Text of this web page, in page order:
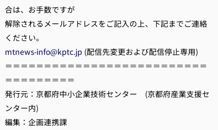
合は、お手数ですが
解除されるメールアドレスをご記入の上、下記までご連絡
ください。
mtnews-info@kptc.jp (配信先変更および配信停止専用)
＝＝＝＝＝＝＝＝＝＝＝＝＝＝＝＝＝＝＝＝＝＝＝＝＝＝
＝＝＝＝＝＝＝＝＝
発行元：京都府中小企業技術センター (京都府産業支援セ
ンター内)
編集：企画連携課